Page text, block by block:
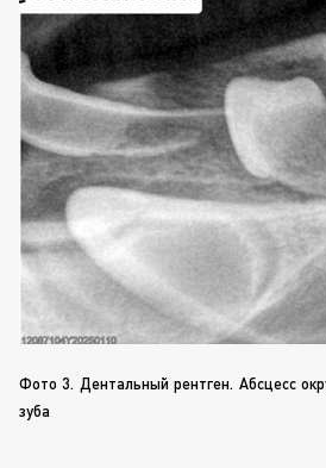
Фото 3. Дентальный рентген. Абсцесс
зуба